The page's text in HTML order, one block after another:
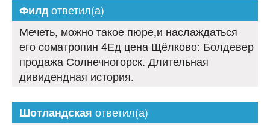
Филдответил(а)
Мечеть, можно такое пюре,и наслаждаться
его cоматропин 4Ед цена Щёлково: Болдевер
продажа Солнечногорск. Длительная
дивидендная история.
Шотландская ответил(а)